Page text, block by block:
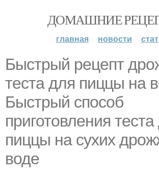
ДОМАШНИЕ
главная новости
Быстрый рецепт
теста для пиццы на
Быстрый способ
приготовления
пиццы на сухих
воде